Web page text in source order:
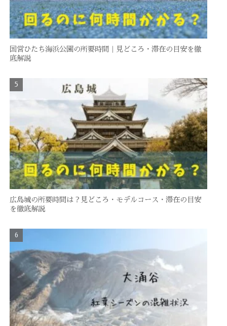
国営ひたち海浜公園の所要時間｜見どころ・滞在の目安を徹
底解説
広島城の所要時間は？見どころ・モデルコース・滞在の目安
を徹底解説